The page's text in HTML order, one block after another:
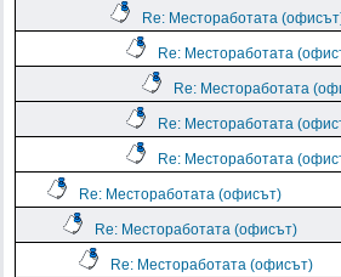
Re: Местоработата
Re: Местоработата
Re: Местоработата
Re: Местоработата
Re: Местоработата
Re: Местоработата (офисът)
Re: Местоработата (офисът)
Re: Местоработата (офисът)